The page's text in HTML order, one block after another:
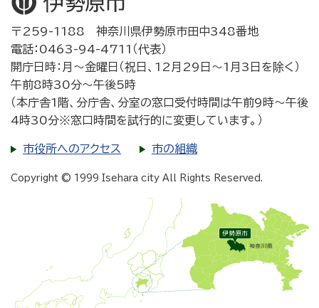
〒259-1188 神奈川県伊勢原市田中348番地
電話：0463-94-4711（代表）
開庁日時：月～金曜日（祝日、12月29日～1月3日を除く）
午前8時30分～午後5時
（本庁舎1階、分庁舎、分室の窓口受付時間は午前9時～午後
4時30分※窓口時間を試行的に変更しています。）
市役所へのアクセス 市の組織
Copyright © 1999 Isehara city All Rights Reserved.